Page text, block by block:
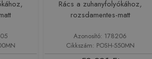
Rács a zuhanyfolyókához,
rozsdamentes-matt
Azonosító: 178206
Cikkszám: POSH-550MN